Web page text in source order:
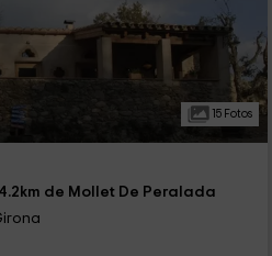
15 Fotos
de Mollet De Peralada